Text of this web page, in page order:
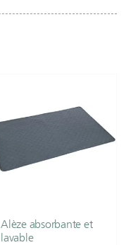
Alèze absorbante et
lavable